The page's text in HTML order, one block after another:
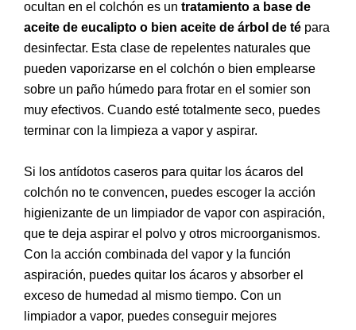
ocultan en el colchón es un tratamiento a base de
aceite de eucalipto o bien aceite de árbol de té para
desinfectar. Esta clase de repelentes naturales que
pueden vaporizarse en el colchón o bien emplearse
sobre un paño húmedo para frotar en el somier son
muy efectivos. Cuando esté totalmente seco, puedes
terminar con la limpieza a vapor y aspirar.
Si los antídotos caseros para quitar los ácaros del
colchón no te convencen, puedes escoger la acción
higienizante de un limpiador de vapor con aspiración,
que te deja aspirar el polvo y otros microorganismos.
Con la acción combinada del vapor y la función
aspiración, puedes quitar los ácaros y absorber el
exceso de humedad al mismo tiempo. Con un
limpiador a vapor, puedes conseguir mejores